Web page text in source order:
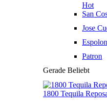
Hot
San
Jose
Patron
Gerade Beliebt
1800 Tequila